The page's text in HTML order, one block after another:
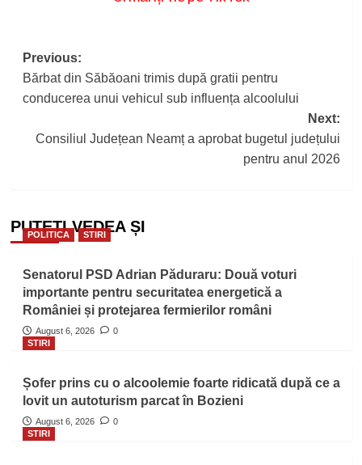
Post
navigation
Previous:
Bărbat din Săbăoani trimis după gratii pentru
conducerea unui vehicul sub influența alcoolului
Next:
Consiliul Județean Neamț a aprobat bugetul județului
pentru anul 2026
PUTEȚI VEDEA ȘI
POLITICA STIRI
Senatorul PSD Adrian Păduraru: Două voturi
importante pentru securitatea energetică a
României și protejarea fermierilor români
August 6, 2026
0
STIRI
Șofer prins cu o alcoolemie foarte ridicată după ce a
lovit un autoturism parcat în Bozieni
August 6, 2026
0
STIRI